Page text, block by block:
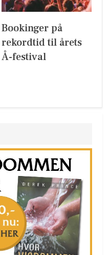
Bookinger på
rekordtid til årets
Å-festival